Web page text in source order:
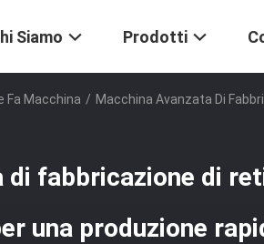
Siamo Prodotti
Fa Macchina / Macchina Avanzata Di
di fabbricazione di
una produzione